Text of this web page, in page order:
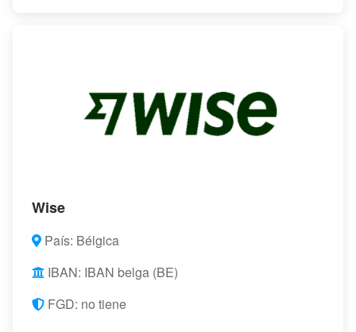
Wise
País: Bélgica
IBAN: IBAN belga (BE)
FGD: no tiene